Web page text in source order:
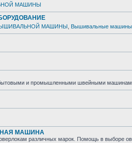
МАШИНЫ
МАШИНЫ Вышивальные
и промышленными швейными
МАШИНА
различных марок. Помощь в выборе